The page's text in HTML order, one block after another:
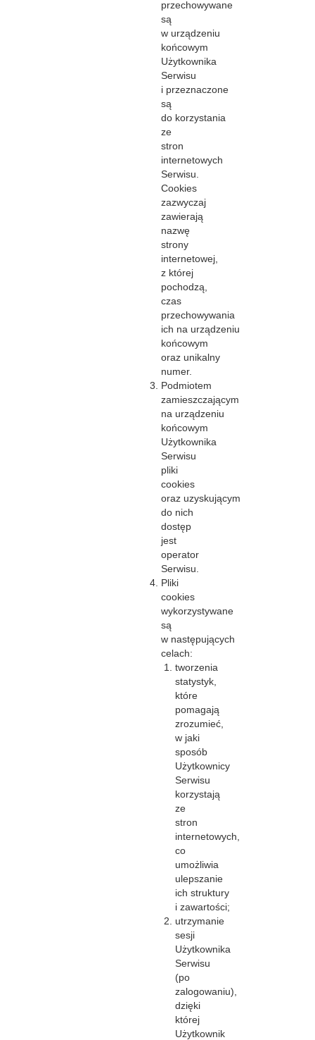
przechowywane
są
w urządzeniu
końcowym
Użytkownika
Serwisu
i przeznaczone
są
do korzystania
ze
stron
internetowych
Serwisu.
Cookies
zazwyczaj
zawierają
nazwę
strony
internetowej,
z której
pochodzą,
czas
przechowywania
ich na urządzeniu
końcowym
oraz unikalny
numer.
Podmiotem
zamieszczającym
na urządzeniu
końcowym
Użytkownika
Serwisu
pliki
cookies
oraz uzyskującym
do nich
dostęp
jest
operator
Serwisu.
Pliki
cookies
wykorzystywane
są
w następujących
celach:
tworzenia
statystyk,
które
pomagają
zrozumieć,
w jaki
sposób
Użytkownicy
Serwisu
korzystają
ze
stron
internetowych,
co
umożliwia
ulepszanie
ich struktury
i zawartości;
utrzymanie
sesji
Użytkownika
Serwisu
(po
zalogowaniu),
dzięki
której
Użytkownik